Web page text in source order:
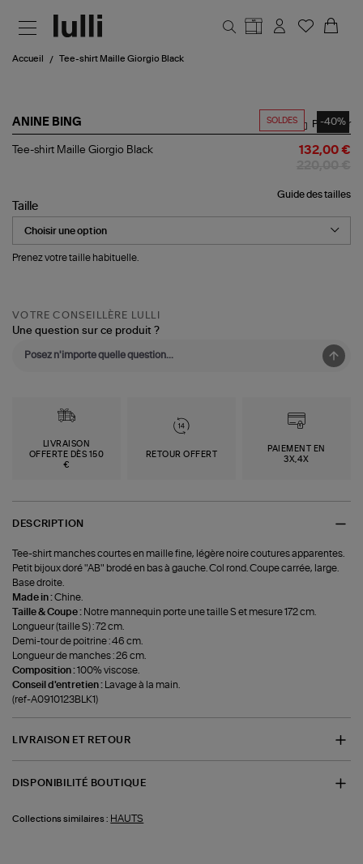
Accueil Tee-shirt Maille Giorgio Black
SOLDES -40%
ANINE BING
Tee-
Black
Partager
Tee-shirt Maille Giorgio Black 132,00 €
Guide des tailles
Taille
Prenez votre taille habituelle.
VOTRE CONSEILLÈRE LULLI
Une question sur ce produit ?
LIVRAISON
OFFERTE DÈS 150
€
RETOUR OFFERT
PAIEMENT EN
3X,4X
DESCRIPTION
Tee-shirt manches courtes en maille fine, légère noire coutures apparentes.
Petit bijoux doré "AB" brodé en bas à gauche. Col rond. Coupe carrée, large.
Base droite.
Made in :Chine.
Taille & Coupe : Notre mannequin porte une taille S et mesure 172 cm.
Longueur (taille S) : 72 cm.
Demi-tour de poitrine : 46 cm.
Longueur de manches : 26 cm.
Composition :100% viscose.
Conseil d'entretien :
Lavage à la main.
(ref-A0910123BLK1)
LIVRAISON ET RETOUR
DISPONIBILITÉ BOUTIQUE
Collections similaires : HAUTS